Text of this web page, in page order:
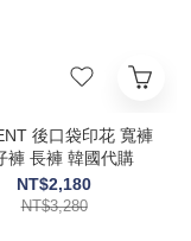
後口袋印花 寬褲
褲 長褲 韓國代購
NT$2,180
NT$3,280